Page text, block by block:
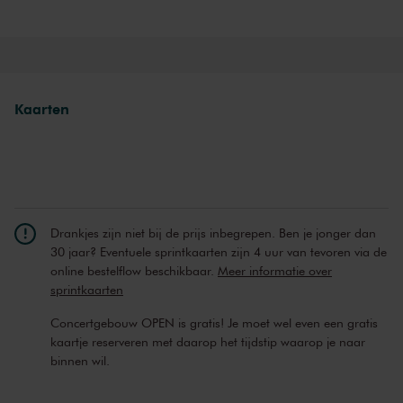
er een Familieconcert, een instrumentenknutselhoek en schminken.
Kaarten
Drankjes zijn niet bij de prijs inbegrepen. Ben je jonger dan
30 jaar? Eventuele sprintkaarten zijn 4 uur van tevoren via de
online bestelflow beschikbaar. Meer informatie over
sprintkaarten
Concertgebouw OPEN is gratis! Je moet wel even een gratis
kaartje reserveren met daarop het tijdstip waarop je naar
binnen wil.